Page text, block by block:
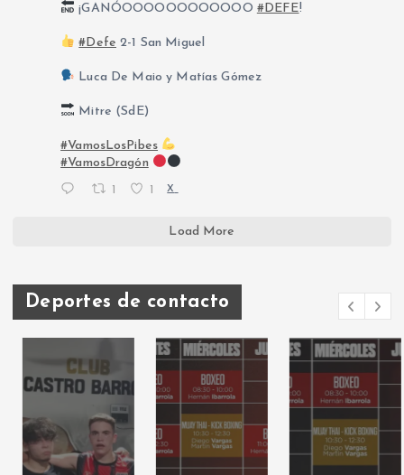
¡GANÓOOOOOOOOOOOO #DEFE!
#Defe 2-1 San Miguel
Luca De Maio y Matías Gómez
Mitre (SdE)
#VamosLosPibes
#VamosDragón
1 1 X
Load More
Deportes de contacto